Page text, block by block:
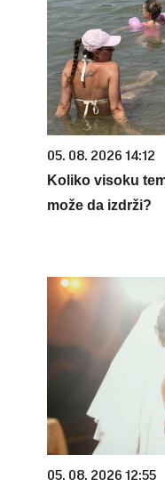
05. 08. 2026 14:12
Koliko visoku
može da izdrži?
05. 08. 2026 12:55